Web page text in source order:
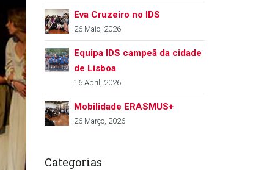
Eva Cruzeiro no IDS
26 Maio, 2026
Equipa IDS campeã da cidade
de Lisboa
16 Abril, 2026
Mobilidade ERASMUS+
26 Março, 2026
Categorias